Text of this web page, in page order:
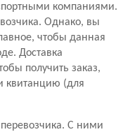
компаниями.
Однако, вы
чтобы данная
Доставка
получить заказ,
квитанцию (для
перевозчика. С ними